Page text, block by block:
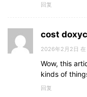
回复
cost
2026年2月2日 在
Wow, this
kinds of
回复